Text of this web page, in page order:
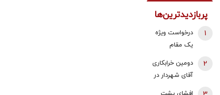
پربازدیدترین‌ها
درخواست ویژه
یک مقام
جوانان: اگر
تفاهم ایران و
1
دومین خرابکاری
آقای شهردار در
2